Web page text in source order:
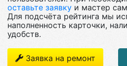
оставьте заявку и мастер
Для подсчёта рейтинга мы
наполненность карточки,
удобств.
Заявка на ремонт